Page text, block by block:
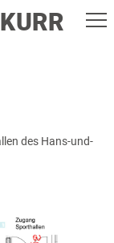
des Hans-und-